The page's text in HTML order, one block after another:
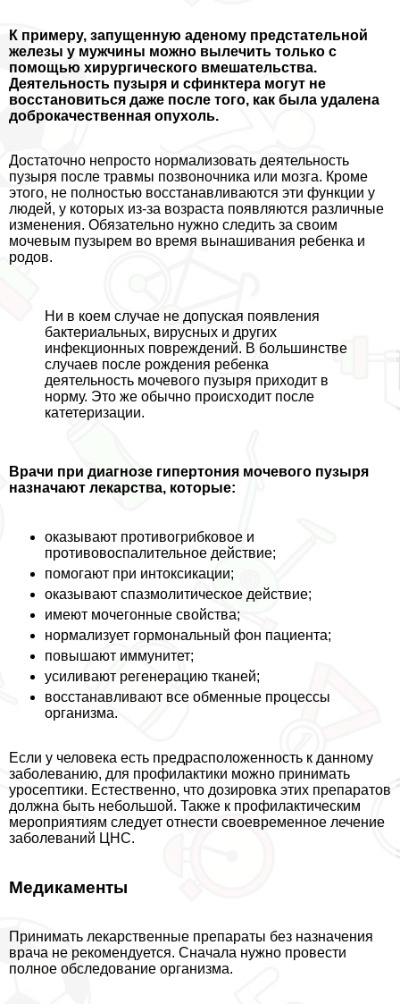
К примеру, запущенную аденому предстательной
железы у мужчины можно вылечить только с
помощью хирургического вмешательства.
Деятельность пузыря и сфинктера могут не
восстановиться даже после того, как была удалена
доброкачественная опухоль.
Достаточно непросто нормализовать деятельность
пузыря после травмы позвоночника или мозга. Кроме
этого, не полностью восстанавливаются эти функции у
людей, у которых из-за возраста появляются различные
изменения. Обязательно нужно следить за своим
мочевым пузырем во время вынашивания ребенка и
родов.
Ни в коем случае не допуская появления
бактериальных, вирусных и других
инфекционных повреждений. В большинстве
случаев после рождения ребенка
деятельность мочевого пузыря приходит в
норму. Это же обычно происходит после
катетеризации.
Врачи при диагнозе гипертония мочевого пузыря
назначают лекарства, которые:
оказывают противогрибковое и
противовоспалительное действие;
помогают при интоксикации;
оказывают спазмолитическое действие;
имеют мочегонные свойства;
нормализует гормональный фон пациента;
повышают иммунитет;
усиливают регенерацию тканей;
восстанавливают все обменные процессы
организма.
Если у человека есть предрасположенность к данному
заболеванию, для профилактики можно принимать
уросептики. Естественно, что дозировка этих препаратов
должна быть небольшой. Также к профилактическим
мероприятиям следует отнести своевременное лечение
заболеваний ЦНС.
Медикаменты
Принимать лекарственные препараты без назначения
врача не рекомендуется. Сначала нужно провести
полное обследование организма.